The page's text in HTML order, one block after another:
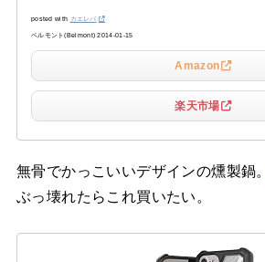
posted with カエレバ
ベルモント(Belmont) 2014-01-15
Amazon
楽天市場
無骨でかっこいいデザインの燻製鍋。
ぶっ壊れたらこれ買いたい。